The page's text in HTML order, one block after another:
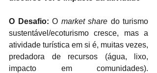
O Desafio: O market share do turismo
sustentável/ecoturismo cresce, mas a
atividade turística em si é, muitas vezes,
predadora de recursos (água, lixo,
impacto em comunidades).